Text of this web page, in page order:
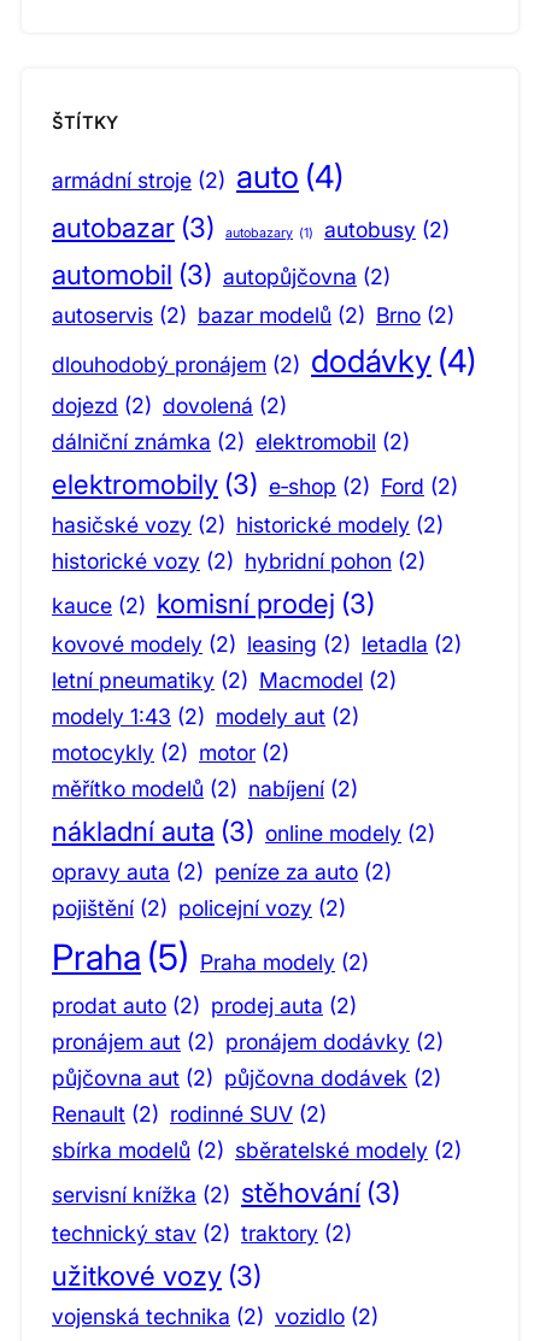
ŠTÍTKY
armádní stroje (2) auto (4)
autobazar (3) autobazary (1) autobusy (2)
automobil (3) autopůjčovna (2)
autoservis (2) bazar modelů (2) Brno (2)
dlouhodobý pronájem (2) dodávky (4)
dojezd (2) dovolená (2)
dálniční známka (2) elektromobil (2)
elektromobily (3) e‑shop (2) Ford (2)
hasičské vozy (2) historické modely (2)
historické vozy (2) hybridní pohon (2)
kauce (2) komisní prodej (3)
kovové modely (2) leasing (2) letadla (2)
letní pneumatiky (2) Macmodel (2)
modely 1:43 (2) modely aut (2)
motocykly (2) motor (2)
měřítko modelů (2) nabíjení (2)
nákladní auta (3) online modely (2)
opravy auta (2) peníze za auto (2)
pojištění (2) policejní vozy (2)
Praha (5) Praha modely (2)
prodat auto (2) prodej auta (2)
pronájem aut (2) pronájem dodávky (2)
půjčovna aut (2) půjčovna dodávek (2)
Renault (2) rodinné SUV (2)
sbírka modelů (2) sběratelské modely (2)
servisní knížka (2) stěhování (3)
technický stav (2) traktory (2)
užitkové vozy (3)
vojenská technika (2) vozidlo (2)